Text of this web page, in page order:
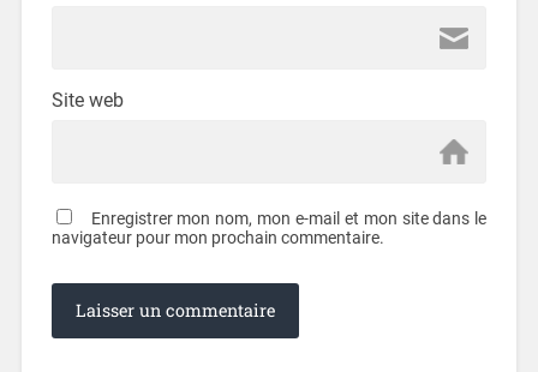
Site web
Enregistrer mon nom, mon e-mail et mon site dans le
navigateur pour mon prochain commentaire.